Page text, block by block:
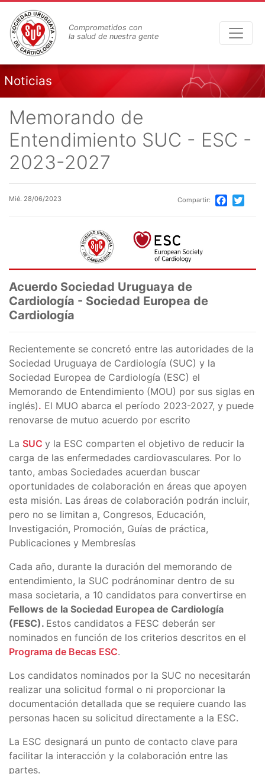
contenido
principal
Comprometidos con
la salud de nuestra gente
Noticias
Memorando de
Entendimiento SUC - ESC -
2023-2027
Mié. 28/06/2023 Compartir: Facebook
Acuerdo Sociedad Uruguaya de
Cardiología - Sociedad Europea de
Cardiología
Recientemente se concretó entre las autoridades de la
Sociedad Uruguaya de Cardiología (SUC) y la
Sociedad Europea de Cardiología (ESC) el
Memorando de Entendimiento (MOU) por sus siglas en
inglés). El MUO abarca el período 2023-2027, y puede
renovarse de mutuo acuerdo por escrito
La SUC y la ESC comparten el objetivo de reducir la
carga de las enfermedades cardiovasculares. Por lo
tanto, ambas Sociedades acuerdan buscar
oportunidades de colaboración en áreas que apoyen
esta misión. Las áreas de colaboración podrán incluir,
pero no se limitan a, Congresos, Educación,
Investigación, Promoción, Guías de práctica,
Publicaciones y Membresías
Cada año, durante la duración del memorando de
entendimiento, la SUC podránominar dentro de su
masa societaria, a 10 candidatos para convertirse en
Fellows de la Sociedad Europea de Cardiología
(FESC). Estos candidatos a FESC deberán ser
nominados en función de los criterios descritos en el
Programa de Becas ESC.
Los candidatos nominados por la SUC no necesitarán
realizar una solicitud formal o ni proporcionar la
documentación detallada que se requiere cuando las
personas hacen su solicitud directamente a la ESC.
La ESC designará un punto de contacto clave para
facilitar la interacción y la colaboración entre las
partes.